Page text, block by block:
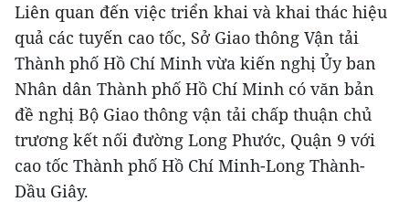
Liên quan đến việc triển khai và khai thác hiệu
quả các tuyến cao tốc, Sở Giao thông Vận tải
Thành phố Hồ Chí Minh vừa kiến nghị Ủy ban
Nhân dân Thành phố Hồ Chí Minh có văn bản
đề nghị Bộ Giao thông vận tải chấp thuận chủ
trương kết nối đường Long Phước, Quận 9 với
cao tốc Thành phố Hồ Chí Minh-Long Thành-
Dầu Giây.